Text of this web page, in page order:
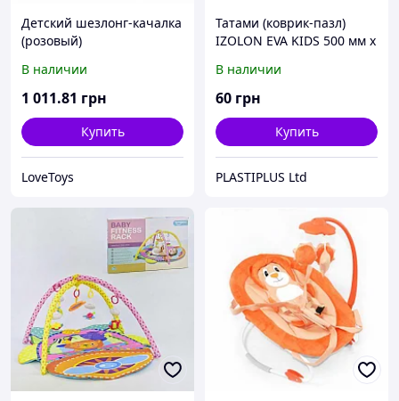
Детский шезлонг-качалка
(розовый)
В наличии
1 011.81 грн
Купить
LoveToys
Татами (коврик-пазл)
IZOLON EVA KIDS 500 мм х
В наличии
60 грн
Купить
PLASTIPLUS Ltd